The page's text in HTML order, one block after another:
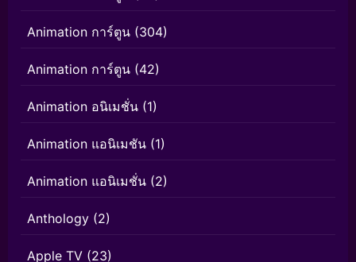
Animation การ์ตูน (304)
Animation การ์ตูน (42)
Animation อนิเมชั่น (1)
Animation แอนิเมชัน (1)
Animation แอนิเมชั่น (2)
Anthology (2)
Apple TV (23)